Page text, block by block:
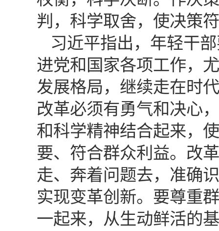
判，科学取舍，使决策
习近平指出，年轻干
进党和国家各项工作，
发展格局，继续走在时
改革必须有勇气和决心
和科学精神结合起来，
要、符合群众利益。改
走、奔着问题去，准确
实现变革创新。要尊重
一起来，从生动鲜活的